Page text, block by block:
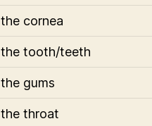
the cornea
the tooth/teeth
the gums
the throat